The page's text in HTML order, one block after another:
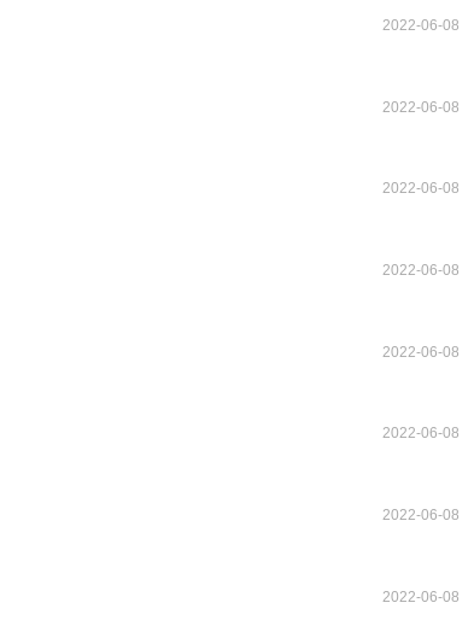
2022-06-08
2022-06-08
2022-06-08
2022-06-08
2022-06-08
2022-06-08
2022-06-08
2022-06-08